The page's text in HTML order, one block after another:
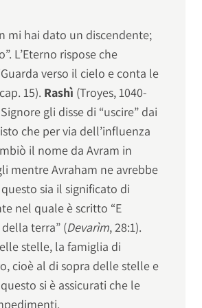
mi hai dato un discendente;
L’Eterno rispose che
verso il cielo e conta le
15). Rashì (Troyes, 1040-
gli disse di “uscire” dai
che per via dell’influenza
il nome da Avram in
mentre Avraham ne avrebbe
sia il significato di
nel quale è scritto “E
terra” (Devarìm, 28:1).
stelle, la famiglia di
cioè al di sopra delle stelle e
si è assicurati che le